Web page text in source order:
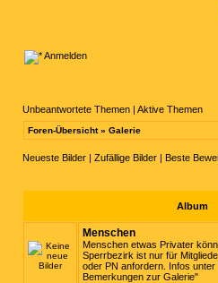
Anmelden
Unbeantwortete Themen | Aktive Themen
Foren-Übersicht» Galerie
Neueste Bilder | Zufällige Bilder | Beste
Album
Menschen
Menschen etwas Privater
Sperrbezirk ist nur für
oder PN anfordern. Infos
Bemerkungen zur Galerie"